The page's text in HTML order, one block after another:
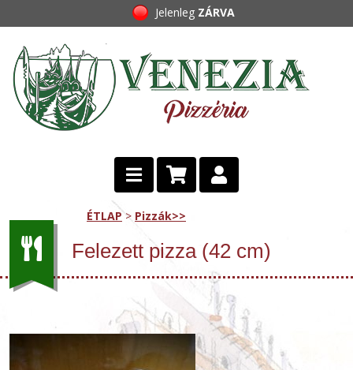
Jelenleg ZÁRVA
ÉTLAP> Pizzák>>
Felezett pizza (42 cm)